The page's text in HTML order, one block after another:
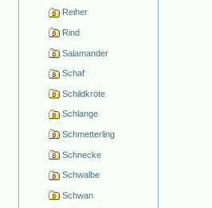
Reiher
Rind
Salamander
Schaf
Schildkröte
Schlange
Schmetterling
Schnecke
Schwalbe
Schwan